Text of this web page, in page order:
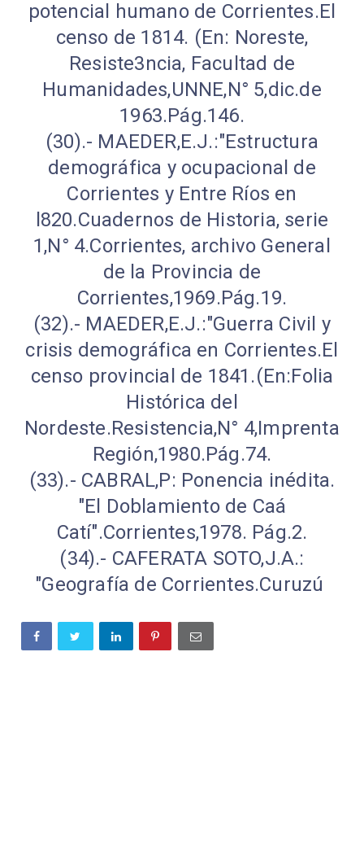
potencial humano de Corrientes.El
censo de 1814. (En: Noreste,
Resiste3ncia, Facultad de
Humanidades,UNNE,N° 5,dic.de
1963.Pág.146.
(30).- MAEDER,E.J.:"Estructura
demográfica y ocupacional de
Corrientes y Entre Ríos en
l820.Cuadernos de Historia, serie
1,N° 4.Corrientes, archivo General
de la Provincia de
Corrientes,1969.Pág.19.
(32).- MAEDER,E.J.:"Guerra Civil y
crisis demográfica en Corrientes.El
censo provincial de 1841.(En:Folia
Histórica del
Nordeste.Resistencia,N° 4,Imprenta
Región,1980.Pág.74.
(33).- CABRAL,P: Ponencia inédita.
"El Doblamiento de Caá
Catí".Corrientes,1978. Pág.2.
(34).- CAFERATA SOTO,J.A.:
"Geografía de Corrientes.Curuzú